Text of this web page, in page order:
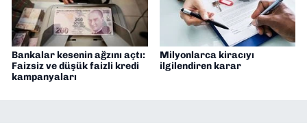
Bankalar kesenin ağzını açtı:
Faizsiz ve düşük faizli kredi
kampanyaları
Milyonlarca kiracıyı
ilgilendiren karar